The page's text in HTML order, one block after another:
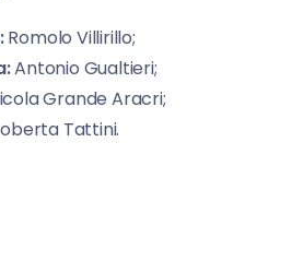
Romolo Villirillo;
Antonio Gualtieri;
Grande Aracri;
Tattini.